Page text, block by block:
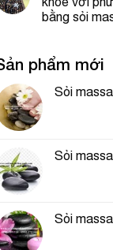
bằng sỏi
phẩm mới
Sỏi
Sỏi
Sỏi